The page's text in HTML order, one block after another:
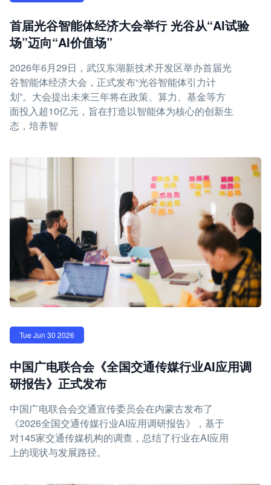
首届光谷智能体经济大会举行 光谷从“AI试验
场”迈向“AI价值场”
2026年6月29日，武汉东湖新技术开发区举办首届光
谷智能体经济大会，正式发布“光谷智能体引力计
划”。大会提出未来三年将在政策、算力、基金等方
面投入超10亿元，旨在打造以智能体为核心的创新生
态，培养智
Tue Jun 30 2026
中国广电联合会《全国交通传媒行业AI应用调
研报告》正式发布
中国广电联合会交通宣传委员会在内蒙古发布了
《2026全国交通传媒行业AI应用调研报告》，基于
对145家交通传媒机构的调查，总结了行业在AI应用
上的现状与发展路径。